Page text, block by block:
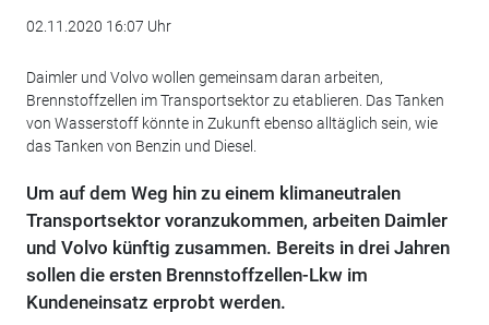
02.11.2020 16:07 Uhr
Daimler und Volvo wollen gemeinsam daran arbeiten,
Brennstoffzellen im Transportsektor zu etablieren. Das Tanken
von Wasserstoff könnte in Zukunft ebenso alltäglich sein, wie
das Tanken von Benzin und Diesel.
Um auf dem Weg hin zu einem klimaneutralen
Transportsektor voranzukommen, arbeiten Daimler
und Volvo künftig zusammen. Bereits in drei Jahren
sollen die ersten Brennstoffzellen-Lkw im
Kundeneinsatz erprobt werden.